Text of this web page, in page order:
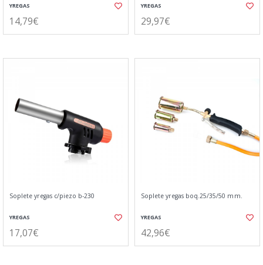
YREGAS
14,79€
YREGAS
29,97€
Soplete yregas c/piezo b-230
YREGAS
17,07€
Soplete yregas boq.25/35/50 mm.
YREGAS
42,96€